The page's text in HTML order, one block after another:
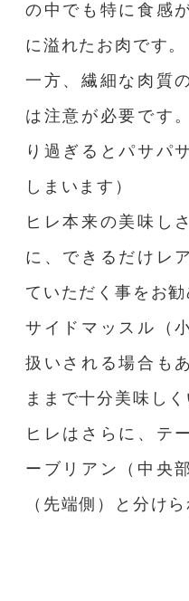
の中でも特に食感
に溢れたお肉です。
一方、繊細な肉質
は注意が必要です
り過ぎるとパサパ
しまいます）
ヒレ本来の美味し
に、できるだけレ
ていただく事をお勧
サイドマッスル（
扱いされる場合も
ままで十分美味しく
ヒレはさらに、テ
ーブリアン（中央
（先端側）と分け